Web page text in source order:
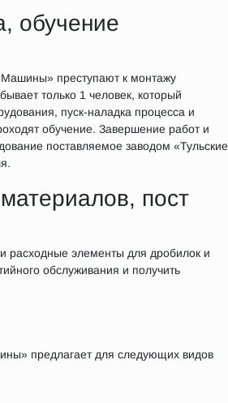
обучение
Машины» преступают к монтажу
только 1 человек, который
пуск-наладка процесса и
обучение. Завершение работ и
поставляемое заводом «Тульские
пост
расходные элементы для дробилок и
обслуживания и получить
предлагает для следующих видов